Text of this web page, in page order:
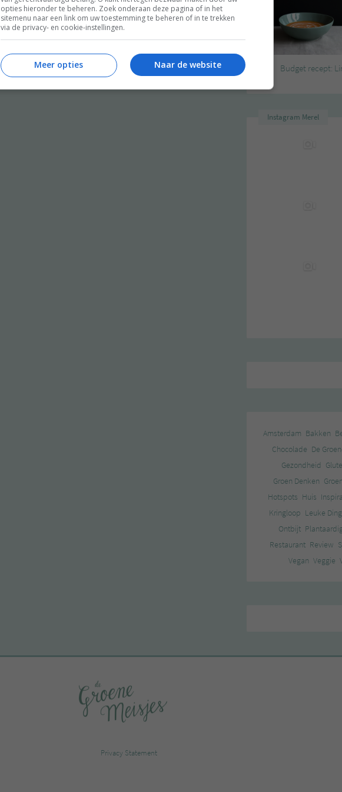
Budget recept:
Instagram Merel
Amsterdam Bakken
Chocolade De
Gezondheid
Groen Denken
Hotspots Huis
Kringloop Leuke
Ontbijt
Restaurant Review
Vegan Veggie
Privacy Statement
opties hieronder te beheren. Zoek onderaan deze pagina of in het
sitemenu naar een link om uw toestemming te beheren of in te trekken
via de privacy- en cookie-instellingen.
Naar de website
Meer opties